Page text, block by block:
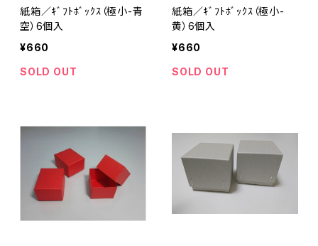
紙箱／ｷﾞﾌﾄﾎﾞｯｸｽ（極小-青
空）6個入
¥660
SOLD OUT
紙箱／ｷﾞﾌﾄﾎﾞｯｸｽ（極小-
黄）6個入
¥660
SOLD OUT